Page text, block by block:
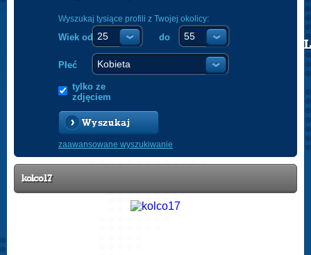
POLISH
Wyszukaj tysiące profili z Twojej okolicy:
Wiek od do
Płeć
tylko ze
zdjęciem
Wyszukaj
zaawansowane wyszukiwanie
kolco17